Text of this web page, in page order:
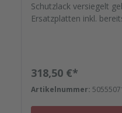
Schutzlack versiegelt
Ersatzplatten inkl.
Sanieren gleich mit. -
Nieten, Schrauben,
Regulärer Preis:
318,50 €*
Artikelnummer: